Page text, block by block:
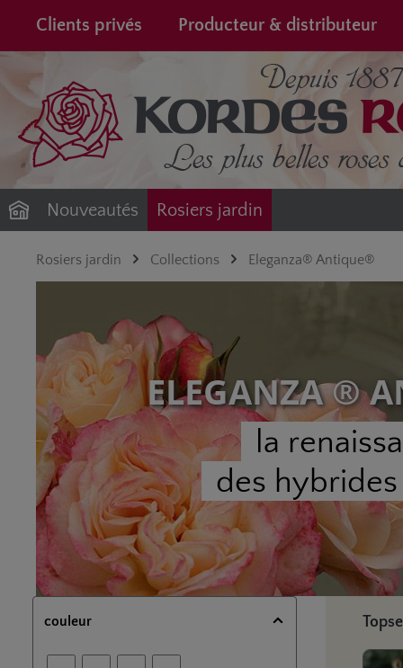
Passer à la navigation principale
Clients privés Producteur & distributeur
Nouveautés Rosiers jardin
Rosiers jardin Collections Eleganza® Antique®
ELEGANZA ®
la
des
couleur Ignorer